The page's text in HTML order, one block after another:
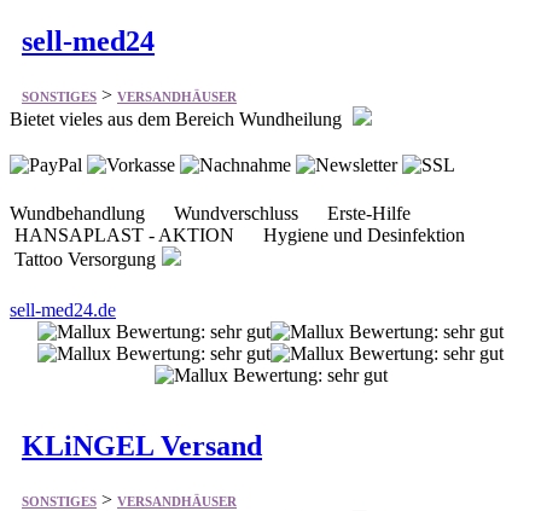
SONSTIGES>VERSANDHÄUSER
Bietet vieles aus dem Bereich Wundheilung
Wundbehandlung Wundverschluss Erste-Hilfe
HANSAPLAST - AKTION Hygiene und Desinfektion
sell-med24.de
KLiNGEL Versand
SONSTIGES> VERSANDHÄUSER
Bietet Produkte des Versandhauses Klingel.